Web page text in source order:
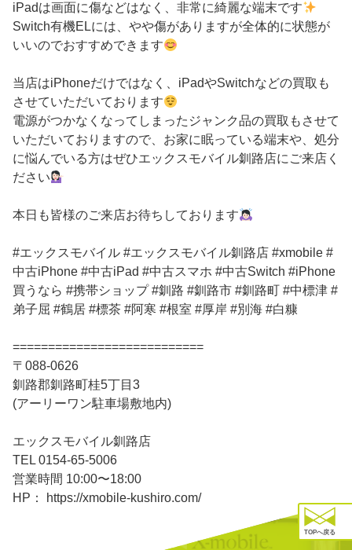
iPadは画面に傷などはなく、非常に綺麗な端末です
Switch有機ELには、やや傷がありますが全体的に状態が
いいのでおすすめできます
当店はiPhoneだけではなく、iPadやSwitchなどの買取も
させていただいております
電源がつかなくなってしまったジャンク品の買取もさせて
いただいておりますので、お家に眠っている端末や、処分
に悩んでいる方はぜひエックスモバイル釧路店にご来店く
ださい
本日も皆様のご来店お待ちしております
#エックスモバイル #エックスモバイル釧路店 #xmobile #
中古iPhone #中古iPad #中古スマホ #中古Switch #iPhone
買うなら #携帯ショップ #釧路 #釧路市 #釧路町 #中標津 #
弟子屈 #鶴居 #標茶 #阿寒 #根室 #厚岸 #別海 #白糠
===========================
〒088-0626
釧路郡釧路町桂5丁目3
(アーリーワン駐車場敷地内)
エックスモバイル釧路店
TEL 0154-65-5006
営業時間 10:00〜18:00
HP： https://xmobile-kushiro.com/
TOPへ戻る